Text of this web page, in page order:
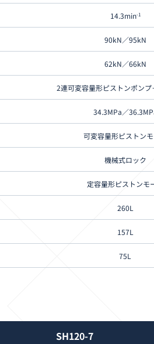
14.3min-1
90kN／95kN
62kN／66kN
2連可変容量形ピストンポン
34.3MPa／
可変容量形ピストン
機械式ロック
定容量形ピストンモ
260L
157L
75L
SH120-7